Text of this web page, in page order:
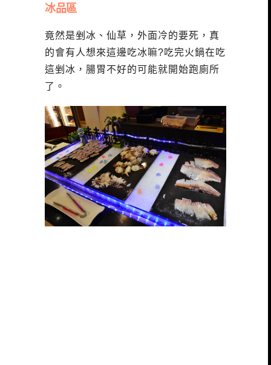
冰品區
竟然是剉冰、仙草，外面冷的要死，真
的會有人想來這邊吃冰嘛?吃完火鍋在吃
這剉冰，腸胃不好的可能就開始跑廁所
了。